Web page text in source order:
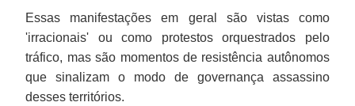
Essas manifestações em geral são vistas como
'irracionais' ou como protestos orquestrados pelo
tráfico, mas são momentos de resistência autônomos
que sinalizam o modo de governança assassino
desses territórios.